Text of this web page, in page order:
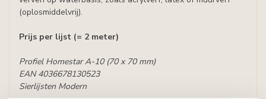
(oplosmiddelvrij).
Prijs per lijst (= 2 meter)
Profiel Homestar A-10 (70 x 70 mm)
EAN 4036678130523
Sierlijsten Modern